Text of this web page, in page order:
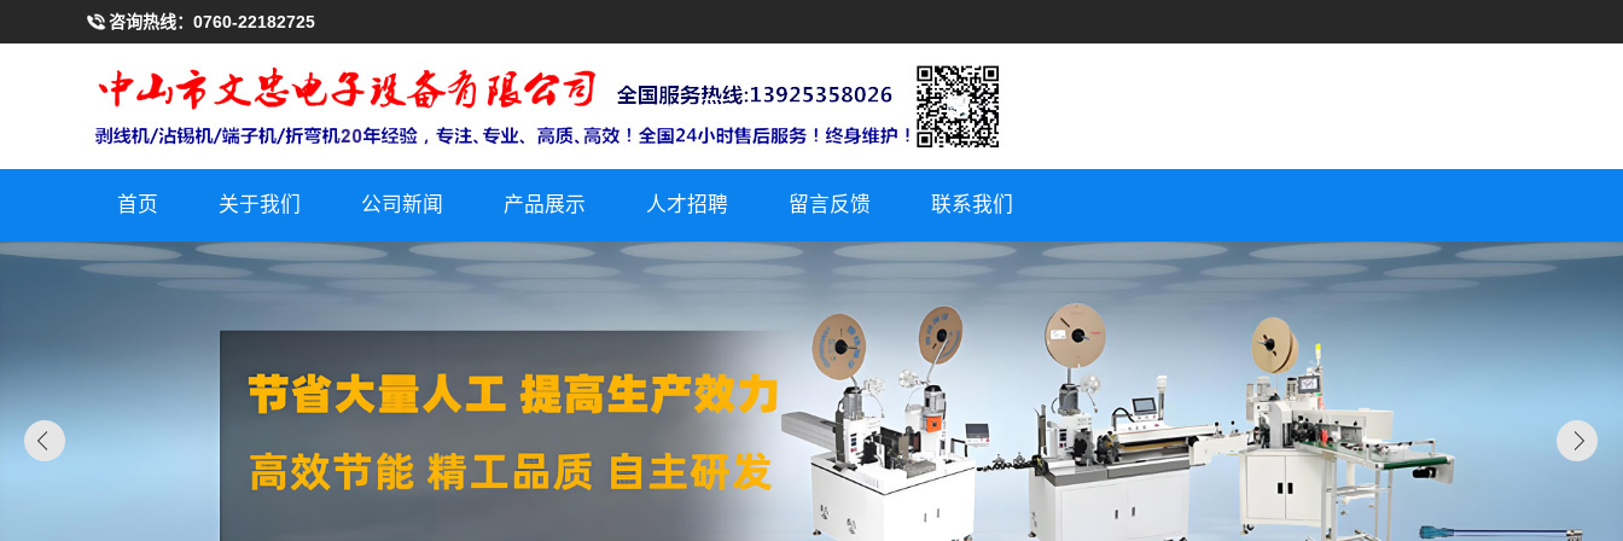
咨询热线： 0760-22182725
首页 关于我们 公司新闻 产品展示 人才招聘 留言反馈 联系我们